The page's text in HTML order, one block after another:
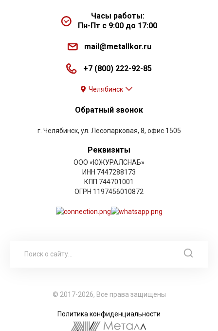
Часы работы:
Пн-Пт с 9:00 до 17:00
mail@metallkor.ru
+7 (800) 222-92-85
Челябинск
Обратный звонок
г. Челябинск, ул. Лесопарковая, 8, офис 1505
Реквизиты
ООО «ЮЖУРАЛСНАБ»
ИНН 7447288173
КПП 744701001
ОГРН 1197456010872
© 2017-2026, Все права защищены
Политика конфиденциальности